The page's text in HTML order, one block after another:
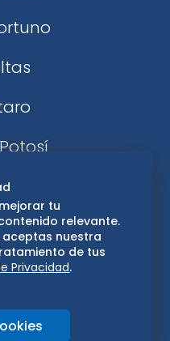
tu
relevante.
nuestra
de tus
Privacidad.